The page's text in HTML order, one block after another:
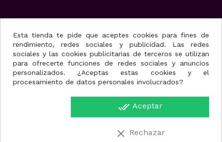
Cómo hacer un pedido web
Métodos de pago disponibles
Tiempos y métodos de entrega
Conocer el estado de mi pedido
Información
Beneficios de pedir en web
Esta tienda te pide que aceptes cookies para fines de
rendimiento, redes sociales y publicidad. Las redes
sociales y las cookies publicitarias de terceros se utilizan
para ofrecerte funciones de redes sociales y anuncios
personalizados. ¿Aceptas estas cookies y el
procesamiento de datos personales involucrados?
done_all Aceptar
clear Rechazar